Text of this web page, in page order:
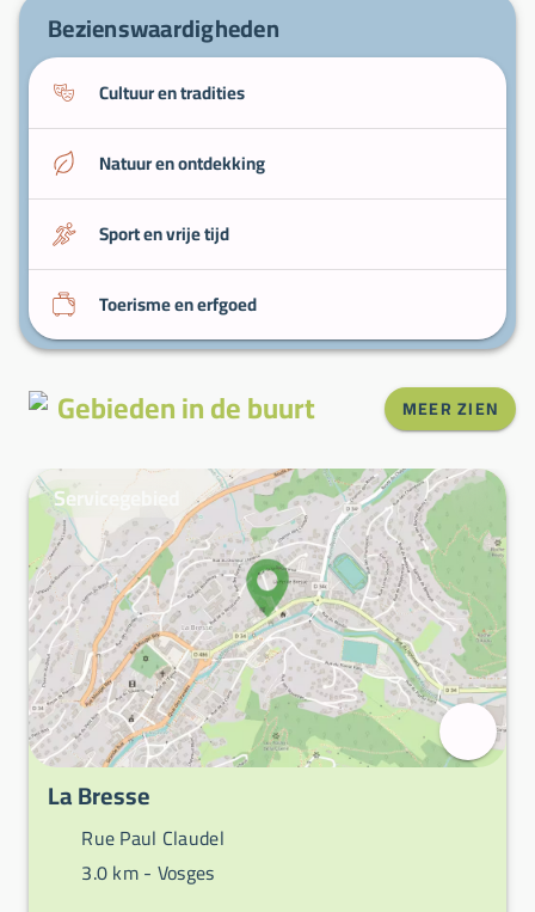
Bezienswaardigheden
Cultuur en tradities
Natuur en ontdekking
Sport en vrije tijd
Toerisme en erfgoed
Gebieden in de buurt MEER ZIEN
Servicegebied
La Bresse
Rue Paul Claudel
3.0 km - Vosges